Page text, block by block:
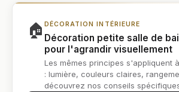
🏠 DÉCORATION INTÉRIEURE
Décoration petite salle de
pour l'agrandir visuellement
Les mêmes principes s'appliquent
: lumière, couleurs claires,
découvrez nos conseils